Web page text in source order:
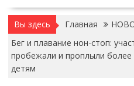
Вы здесь Главная
Бег и плавание нон-стоп:
пробежали и проплыли
детям